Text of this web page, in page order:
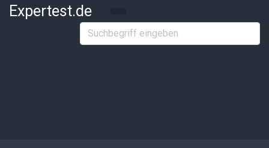
Zum Hauptinhalt springen
Expertest.de